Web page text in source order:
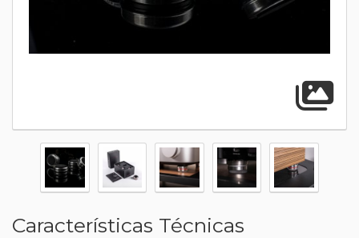
Características Técnicas